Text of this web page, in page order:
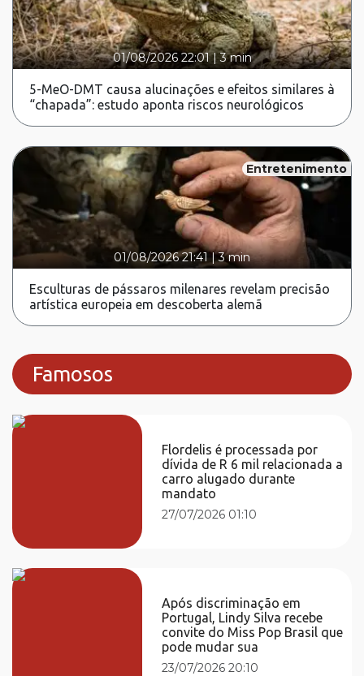
01/08/2026 22:01|3 min
5-MeO-DMT causa alucinações e efeitos similares à
“chapada”: estudo aponta riscos neurológicos
Entretenimento
01/08/2026 21:41 |3 min
Esculturas de pássaros milenares revelam precisão
artística europeia em descoberta alemã
Famosos
Flordelis é processada por
dívida de R 6 mil relacionada a
carro alugado durante
mandato
27/07/2026 01:10
Após discriminação em
Portugal, Lindy Silva recebe
convite do Miss Pop Brasil que
pode mudar sua
23/07/2026 20:10